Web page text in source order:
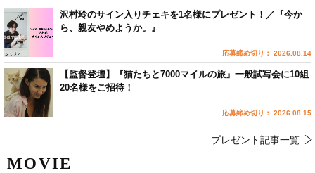
MOVIE
沢村玲のサイン入りチェキを1名様にプレゼント！／『今か
ら、親友やめようか。』
応募締め切り： 2026.08.14
【監督登壇】『猫たちと7000マイルの旅』一般試写会に10組
20名様をご招待！
応募締め切り： 2026.08.15
プレゼント記事一覧